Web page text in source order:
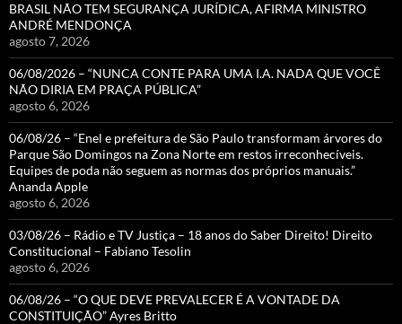
BRASIL NÃO TEM SEGURANÇA JURÍDICA, AFIRMA MINISTRO
ANDRÉ MENDONÇA
agosto 7, 2026
06/08/2026 – “NUNCA CONTE PARA UMA I.A. NADA QUE VOCÊ
NÃO DIRIA EM PRAÇA PÚBLICA”
agosto 6, 2026
06/08/26 – “Enel e prefeitura de São Paulo transformam árvores do
Parque São Domingos na Zona Norte em restos irreconhecíveis.
Equipes de poda não seguem as normas dos próprios manuais.”
Ananda Apple
agosto 6, 2026
03/08/26 – Rádio e TV Justiça – 18 anos do Saber Direito! Direito
Constitucional – Fabiano Tesolin
agosto 6, 2026
06/08/26 – “O QUE DEVE PREVALECER É A VONTADE DA
CONSTITUIÇÃO” Ayres Britto